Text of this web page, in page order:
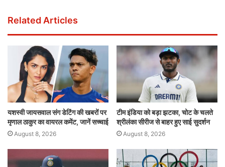
Related Articles
यशस्वी जायसवाल संग डेटिंग की खबरों पर
मृणाल ठाकुर का वायरल कमेंट, जानें सच्चाई
August 8, 2026
टीम इंडिया को बड़ा झटका, चोट के चलते
श्रीलंका सीरीज से बाहर हुए साई सुदर्शन
August 8, 2026